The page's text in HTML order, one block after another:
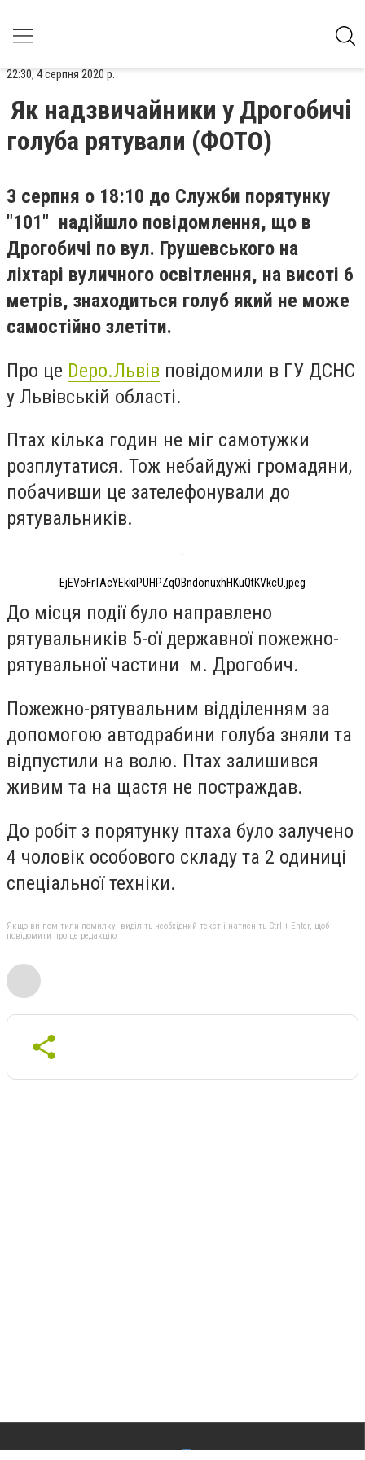
22:30, 4 серпня 2020 р.
Як надзвичайники у Дрогобичі
голуба рятували (ФОТО)
3 серпня о 18:10 до Служби порятунку
"101" надійшло повідомлення, що в
Дрогобичі по вул. Грушевського на
ліхтарі вуличного освітлення, на висоті 6
метрів, знаходиться голуб який не може
самостійно злетіти.
Про це Depo.Львів повідомили в ГУ ДСНС
у Львівській області.
Птах кілька годин не міг самотужки
розплутатися. Тож небайдужі громадяни,
побачивши це зателефонували до
рятувальників.
EjEVoFrTAcYEkkiPUHPZqOBndonuxhHKuQtKVkcU.jpeg
До місця події було направлено
рятувальників 5-ої державної пожежно-
рятувальної частини м. Дрогобич.
Пожежно-рятувальним відділенням за
допомогою автодрабини голуба зняли та
відпустили на волю. Птах залишився
живим та на щастя не постраждав.
До робіт з порятунку птаха було залучено
4 чоловік особового складу та 2 одиниці
спеціальної техніки.
Якщо ви помітили помилку, виділіть необхідний текст і натисніть Ctrl + Enter, щоб
повідомити про це редакцію